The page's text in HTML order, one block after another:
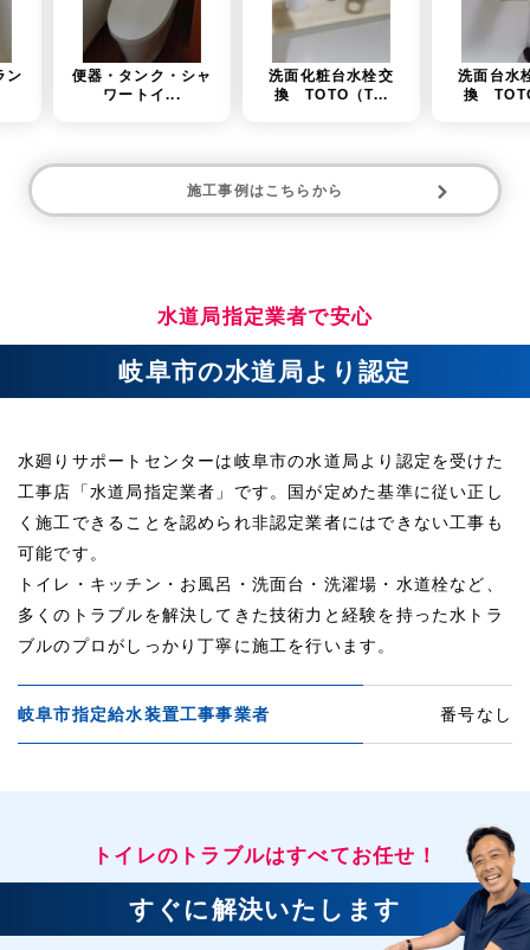
ンク・シャ
洗面化粧台水栓交
換 TOTO（T...
洗面台水栓金具交
換 TOTO（T...
施工事例はこちらから
水道局指定業者で安心
岐阜市の水道局より認定
水廻りサポートセンターは岐阜市の水道局より認定を受けた
工事店「水道局指定業者」です。国が定めた基準に従い正し
く施工できることを認められ非認定業者にはできない工事も
可能です。
トイレ・キッチン・お風呂・洗面台・洗濯場・水道栓など、
多くのトラブルを解決してきた技術力と経験を持った水トラ
ブルのプロがしっかり丁寧に施工を行います。
岐阜市指定給水装置工事事業者 番号なし
トイレのトラブルはすべてお任せ！
すぐに解決いたします